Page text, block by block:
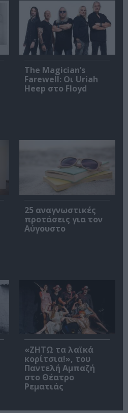
The Magician’s
Farewell: Οι Uriah
Heep στο Floyd
25 αναγνωστικές
προτάσεις για τον
Αύγουστο
«ΖΗΤΩ τα λαϊκά
κορίτσια!», του
Παντελή Αμπαζή
στο Θέατρο
Ρεματιάς